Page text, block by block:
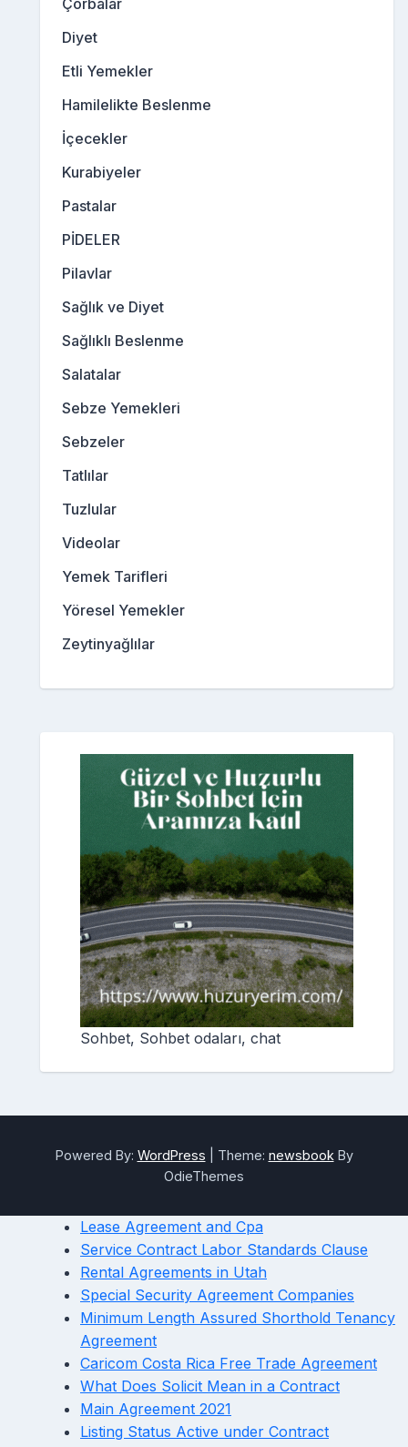
Çorbalar
Diyet
Etli Yemekler
Hamilelikte Beslenme
İçecekler
Kurabiyeler
Pastalar
PİDELER
Pilavlar
Sağlık ve Diyet
Sağlıklı Beslenme
Salatalar
Sebze Yemekleri
Sebzeler
Tatlılar
Tuzlular
Videolar
Yemek Tarifleri
Yöresel Yemekler
Zeytinyağlılar
Sohbet, Sohbet odaları, chat
Powered By: WordPress Theme: newsbook By
OdieThemes
Lease Agreement and Cpa
Service Contract Labor Standards Clause
Rental Agreements in Utah
Special Security Agreement Companies
Minimum Length Assured Shorthold Tenancy
Agreement
Caricom Costa Rica Free Trade Agreement
What Does Solicit Mean in a Contract
Main Agreement 2021
Listing Status Active under Contract